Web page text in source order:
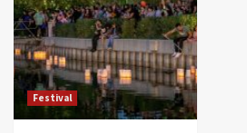
Festival